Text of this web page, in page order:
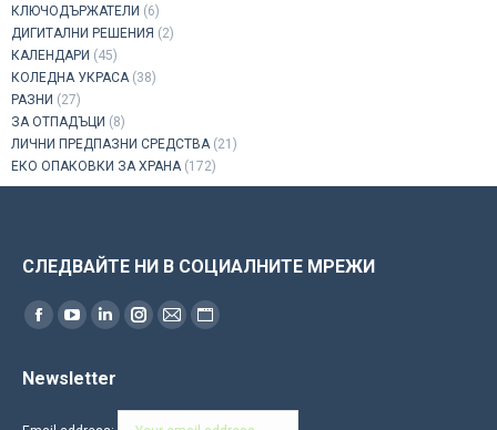
КЛЮЧОДЪРЖАТЕЛИ (6)
ДИГИТАЛНИ РЕШЕНИЯ (2)
КАЛЕНДАРИ (45)
КОЛЕДНА УКРАСА (38)
РАЗНИ (27)
ЗА ОТПАДЪЦИ (8)
ЛИЧНИ ПРЕДПАЗНИ СРЕДСТВА (21)
ЕКО ОПАКОВКИ ЗА ХРАНА (172)
СЛЕДВАЙТЕ НИ В СОЦИАЛНИТЕ МРЕЖИ
Find us on:
Facebook
opens
YouTube
opens
Linkedin
opens
Instagram
in
Mail
in
Website
in
Newsletter